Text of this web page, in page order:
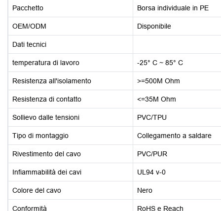
Pacchetto Borsa individuale in PE
OEM/ODM Disponibile
Dati tecnici
temperatura di lavoro -25° C ~ 85° C
Resistenza all'isolamento >=500M Ohm
Resistenza di contatto <=35M Ohm
Sollievo dalle tensioni PVC/TPU
Tipo di montaggio Collegamento a saldare
Rivestimento del cavo PVC/PUR
Infiammabilità dei cavi UL94 v-0
Colore del cavo Nero
Conformità RoHS e Reach